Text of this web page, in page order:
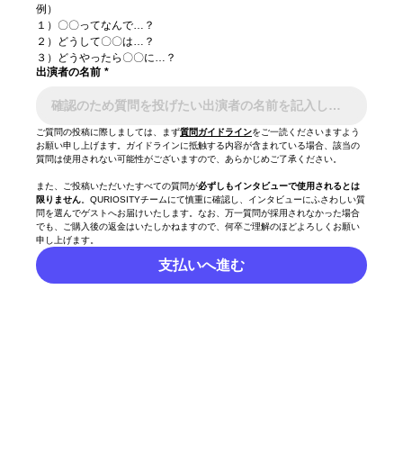
例）
１）〇〇ってなんで…？
２）どうして〇〇は…？
３）どうやったら〇〇に…？
出演者の名前 *
ご質問の投稿に際しましては、まず質問ガイドラインをご一読くださいますよう
お願い申し上げます。ガイドラインに抵触する内容が含まれている場合、該当の
質問は使用されない可能性がございますので、あらかじめご了承ください。
また、ご投稿いただいたすべての質問が必ずしもインタビューで使用されるとは
限りません 。QURIOSITYチームにて慎重に確認し、インタビューにふさわしい質
問を選んでゲストへお届けいたします。なお、万一質問が採用されなかった場合
でも、ご購入後の返金はいたしかねますので、何卒ご理解のほどよろしくお願い
申し上げます。
支払いへ進む